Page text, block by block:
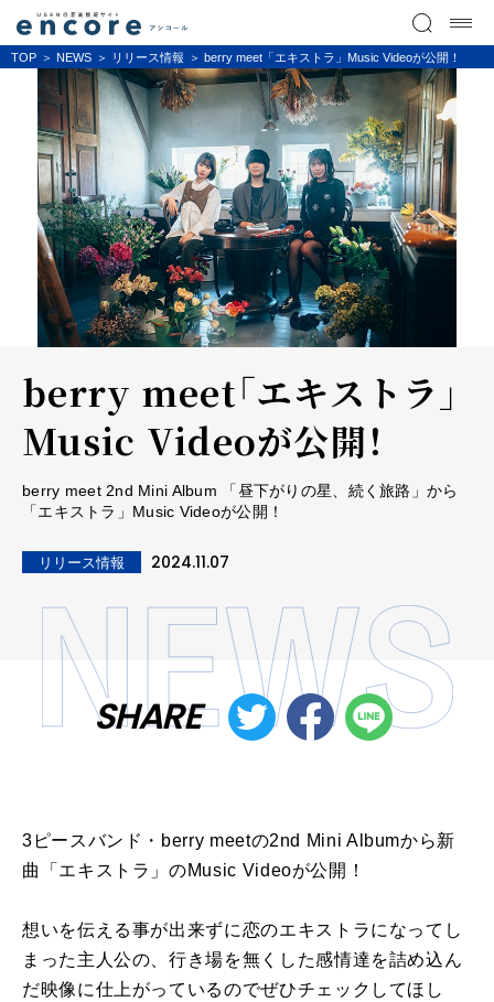
TOP NEWS リリース情報 berry meet「エキストラ」Music Videoが公開！
berry meet「エキストラ」
Music Videoが公開！
berry meet 2nd Mini Album 「昼下がりの星、続く旅路」から
「エキストラ」Music Videoが公開！
リリース情報 2024.11.07
SHARE
3ピースバンド・berry meetの2nd Mini Albumから新
曲「エキストラ」のMusic Videoが公開！
想いを伝える事が出来ずに恋のエキストラになってし
まった主人公の、行き場を無くした感情達を詰め込ん
だ映像に仕上がっているのでぜひチェックしてほし